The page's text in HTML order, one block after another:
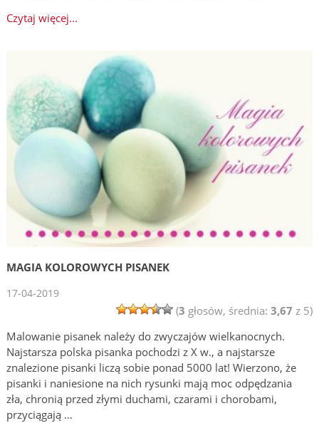
Czytaj więcej...
MAGIA KOLOROWYCH PISANEK
17-04-2019
(3 głosów, średnia: 3,67 z 5)
Malowanie pisanek należy do zwyczajów wielkanocnych.
Najstarsza polska pisanka pochodzi z X w., a najstarsze
znalezione pisanki liczą sobie ponad 5000 lat! Wierzono, że
pisanki i naniesione na nich rysunki mają moc odpędzania
zła, chronią przed złymi duchami, czarami i chorobami,
przyciągają …